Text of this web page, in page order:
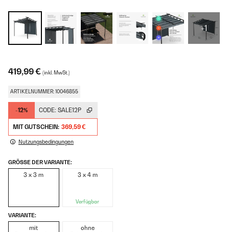
+1
419,99 € (inkl. MwSt.)
ARTIKELNUMMER: 10046855
-12% CODE: SALE12P
MIT GUTSCHEIN: 369,59 €
Nutzungsbedingungen
GRÖSSE DER VARIANTE:
3 x 3 m 3 x 4 m
Verfügbar
VARIANTE:
mit
ohne